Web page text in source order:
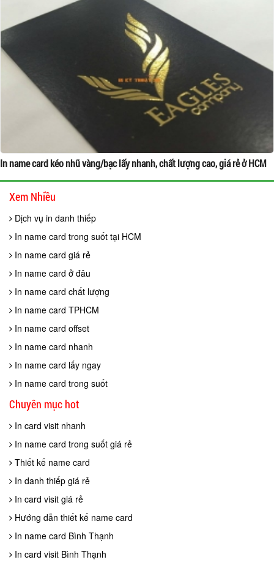
In name card kéo nhũ vàng/bạc lấy nhanh, chất lượng cao, giá rẻ ở HCM
Xem Nhiều
Dịch vụ in danh thiếp
In name card trong suốt tại HCM
In name card giá rẻ
In name card ở đâu
In name card chất lượng
In name card TPHCM
In name card offset
In name card nhanh
In name card lấy ngay
In name card trong suốt
Chuyên mục hot
In card visit nhanh
In name card trong suốt giá rẻ
Thiết kế name card
In danh thiếp giá rẻ
In card visit giá rẻ
Hướng dẫn thiết kế name card
In name card Bình Thạnh
In card visit Bình Thạnh